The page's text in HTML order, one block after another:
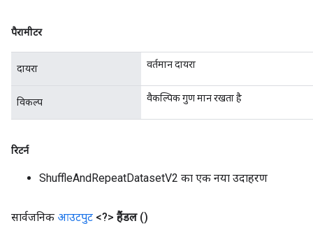
पैरामीटर
दायरा वर्तमान दायरा
विकल्प वैकल्पिक गुण मान रखता है
रिटर्न
ShuffleAndRepeatDatasetV2 का एक नया उदाहरण
सार्वजनिक आउटपुट <?> हैंडल ()